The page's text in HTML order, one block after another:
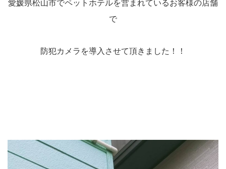
愛媛県松山市でペットホテルを営まれているお客様の店舗
で
防犯カメラを導入させて頂きました！！